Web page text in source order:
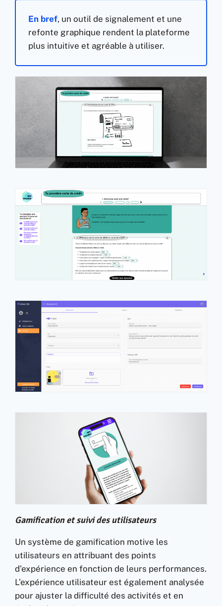
En bref, un outil de signalement et une
refonte graphique rendent la plateforme
plus intuitive et agréable à utiliser.
Gamification et suivi des utilisateurs
Un système de gamification motive les
utilisateurs en attribuant des points
d’expérience en fonction de leurs performances.
L’expérience utilisateur est également analysée
pour ajuster la difficulté des activités et en